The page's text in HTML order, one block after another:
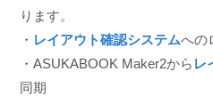
ります。
・ レイアウト確認システムへの
・ASUKABOOK Maker2から レ
同期